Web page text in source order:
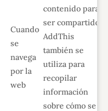
Cuando
se
navega
por la
web
contenido para
ser compartido.
AddThis
también se
utiliza para
recopilar
información
sobre cómo se